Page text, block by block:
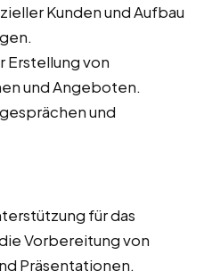
Kunden und Aufbau
Erstellung von
und Angeboten.
und
für das
Vorbereitung von
Präsentationen.